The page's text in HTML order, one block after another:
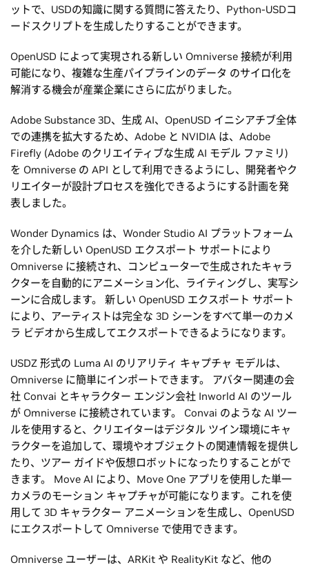
ットで、USDの知識に関する質問に答えたり、Python-USDコ
ードスクリプトを生成したりすることができます。
OpenUSD によって実現される新しい Omniverse 接続が利用
可能になり、複雑な生産パイプラインのデータ のサイロ化を
解消する機会が産業企業にさらに広がりました。
Adobe Substance 3D、生成 AI、OpenUSD イニシアチブ全体
での連携を拡大するため、Adobe と NVIDIA は、Adobe
Firefly (Adobe のクリエイティブな生成 AI モデル ファミリ)
を Omniverse の API として利用できるようにし、開発者やク
リエイターが設計プロセスを強化できるようにする計画を発
表しました。
Wonder Dynamics は、Wonder Studio AI プラットフォーム
を介した新しい OpenUSD エクスポート サポートにより
Omniverse に接続され、コンピューターで生成されたキャラ
クターを自動的にアニメーション化、ライティングし、実写シ
ーンに合成します。 新しい OpenUSD エクスポート サポート
により、アーティストは完全な 3D シーンをすべて単一のカメ
ラ ビデオから生成してエクスポートできるようになります。
USDZ 形式の Luma AI のリアリティ キャプチャ モデルは、
Omniverse に簡単にインポートできます。 アバター関連の会
社 Convai とキャラクター エンジン会社 Inworld AI のツール
が Omniverse に接続されています。 Convai のような AI ツー
ルを使用すると、クリエイターはデジタル ツイン環境にキャ
ラクターを追加して、環境やオブジェクトの関連情報を提供し
たり、ツアー ガイドや仮想ロボットになったりすることがで
きます。 Move AI により、Move One アプリを使用した単一
カメラのモーション キャプチャが可能になります。これを使
用して 3D キャラクター アニメーションを生成し、OpenUSD
にエクスポートして Omniverse で使用できます。
Omniverse ユーザーは、ARKit や RealityKit など、他の